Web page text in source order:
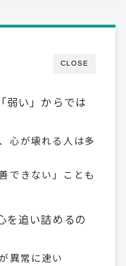
CLOSE
弱い」からでは
心が壊れる人は多
できない」ことも
を追い詰めるの
異常に速い